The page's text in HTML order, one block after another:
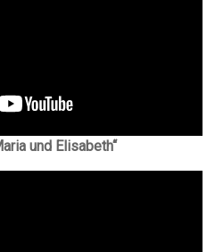
und Elisabeth“